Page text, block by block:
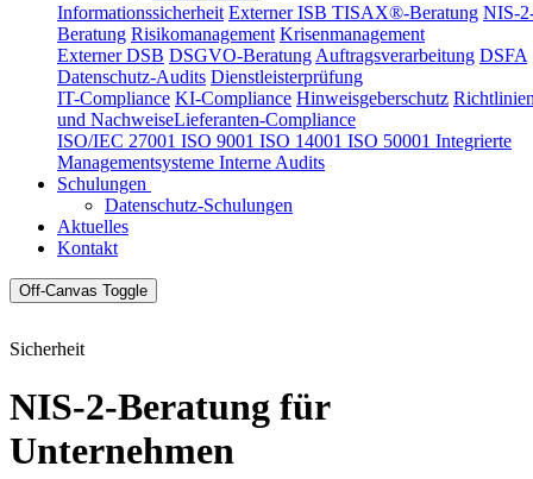
Informationssicherheit Externer ISB TISAX®-Beratung NIS-
Beratung Risikomanagement Krisenmanagement
Externer DSB DSGVO-Beratung Auftragsverarbeitung DSFA
Datenschutz-Audits Dienstleisterprüfung
IT-Compliance KI-Compliance Hinweisgeberschutz
und NachweiseLieferanten-Compliance
ISO/IEC 27001 ISO 9001 ISO 14001 ISO 50001 Integrierte
Managementsysteme Interne Audits
Schulungen
Datenschutz-Schulungen
Aktuelles
Kontakt
Off-Canvas Toggle
Sicherheit
NIS-2-Beratung für
Unternehmen